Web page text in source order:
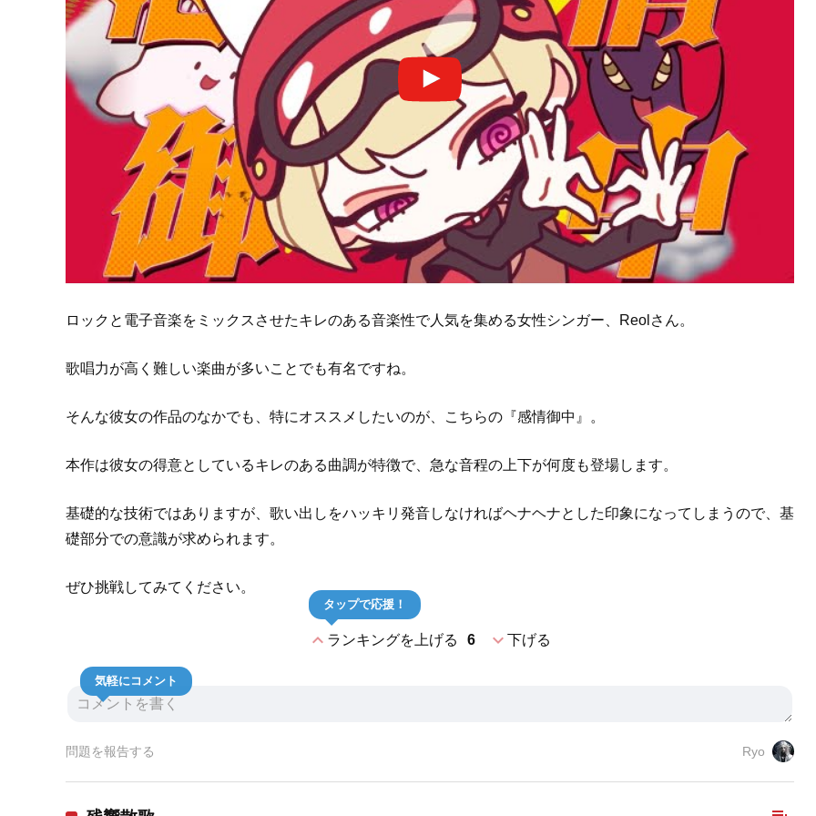
ロックと電子音楽をミックスさせたキレのある音楽性で人気を集める女性シンガー、Reolさん。
歌唱力が高く難しい楽曲が多いことでも有名ですね。
そんな彼女の作品のなかでも、特にオススメしたいのが、こちらの『感情御中』。
本作は彼女の得意としているキレのある曲調が特徴で、急な音程の上下が何度も登場します。
基礎的な技術ではありますが、歌い出しをハッキリ発音しなければヘナヘナとした印象になってしまうので、基
礎部分での意識が求められます。
ぜひ挑戦してみてください。
expand_lessランキングを上げる 6
タップで応援！
expand_more下げる
気軽にコメント
Ryo
問題を報告する